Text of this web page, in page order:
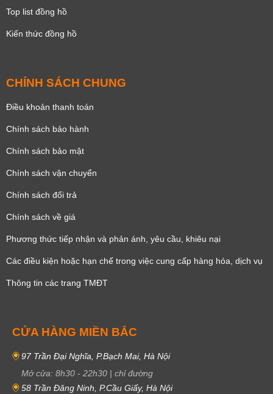
Top list đồng hồ
Kiến thức đồng hồ
CHÍNH SÁCH CHUNG
Điều khoản thanh toán
Chính sách bảo hành
Chính sách bảo mật
Chính sách vận chuyển
Chính sách đổi trả
Chính sách về giá
Phương thức tiếp nhận và phản ánh, yêu cầu, khiêu nại
Các điều kiện hoặc hạn chế trong việc cung cấp hàng hóa, dịch vụ
Thông tin các trang TMĐT
CỬA HÀNG MIỀN BẮC
97 Trần Đại Nghĩa, P.Bạch Mai, Hà Nội
Mở cửa: 8h30 - 22h30 | chỉ đường
58 Trần Đăng Ninh, P.Cầu Giấy, Hà Nội